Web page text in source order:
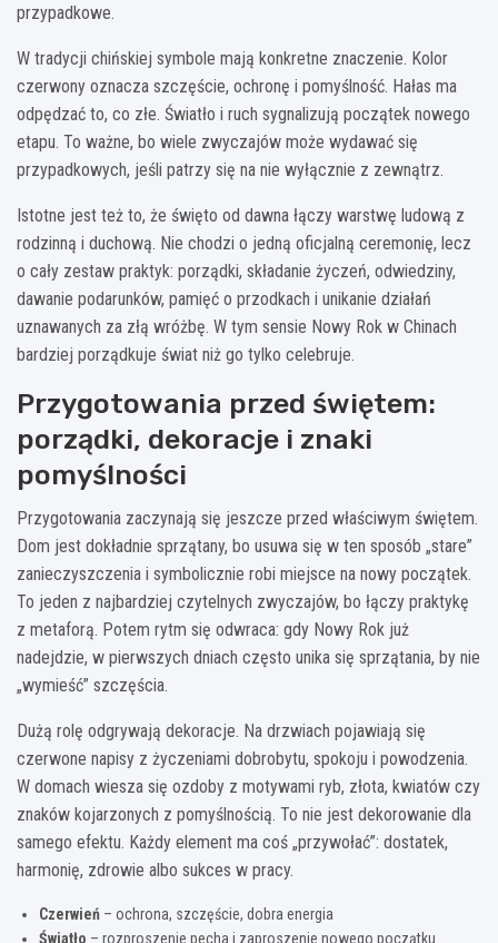
przypadkowe.
W tradycji chińskiej symbole mają konkretne znaczenie. Kolor
czerwony oznacza szczęście, ochronę i pomyślność. Hałas ma
odpędzać to, co złe. Światło i ruch sygnalizują początek nowego
etapu. To ważne, bo wiele zwyczajów może wydawać się
przypadkowych, jeśli patrzy się na nie wyłącznie z zewnątrz.
Istotne jest też to, że święto od dawna łączy warstwę ludową z
rodzinną i duchową. Nie chodzi o jedną oficjalną ceremonię, lecz
o cały zestaw praktyk: porządki, składanie życzeń, odwiedziny,
dawanie podarunków, pamięć o przodkach i unikanie działań
uznawanych za złą wróżbę. W tym sensie Nowy Rok w Chinach
bardziej porządkuje świat niż go tylko celebruje.
Przygotowania przed świętem:
porządki, dekoracje i znaki
pomyślności
Przygotowania zaczynają się jeszcze przed właściwym świętem.
Dom jest dokładnie sprzątany, bo usuwa się w ten sposób „stare”
zanieczyszczenia i symbolicznie robi miejsce na nowy początek.
To jeden z najbardziej czytelnych zwyczajów, bo łączy praktykę
z metaforą. Potem rytm się odwraca: gdy Nowy Rok już
nadejdzie, w pierwszych dniach często unika się sprzątania, by nie
„wymieść” szczęścia.
Dużą rolę odgrywają dekoracje. Na drzwiach pojawiają się
czerwone napisy z życzeniami dobrobytu, spokoju i powodzenia.
W domach wiesza się ozdoby z motywami ryb, złota, kwiatów czy
znaków kojarzonych z pomyślnością. To nie jest dekorowanie dla
samego efektu. Każdy element ma coś „przywołać”: dostatek,
harmonię, zdrowie albo sukces w pracy.
Czerwień – ochrona, szczęście, dobra energia
Światło – rozproszenie pecha i zaproszenie nowego początku